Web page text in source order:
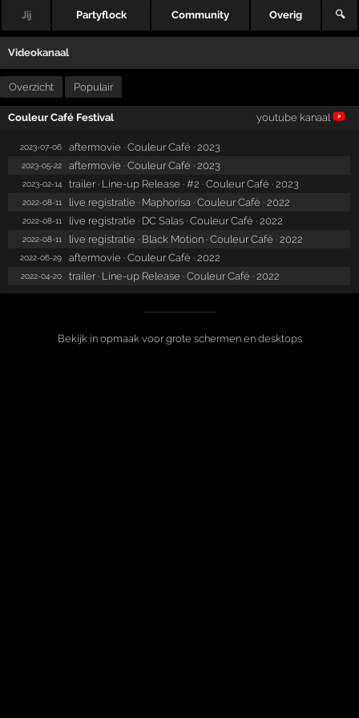
Jij Partyflock Community Overig 🔍
Videokanaal
Overzicht Populair
Couleur Café Festival youtube kanaal
2023-07-06 aftermovie · Couleur Café · 2023
2023-05-22 aftermovie · Couleur Café · 2023
2023-02-14 trailer · Line-up Release · #2 · Couleur Café · 2023
2022-08-11 live registratie · Maphorisa · Couleur Café · 2022
2022-08-11 live registratie · DC Salas · Couleur Café · 2022
2022-08-11 live registratie · Black Motion · Couleur Café · 2022
2022-06-29 aftermovie · Couleur Café · 2022
2022-04-20 trailer · Line-up Release · Couleur Café · 2022
Bekijk in opmaak voor grote schermen en desktops